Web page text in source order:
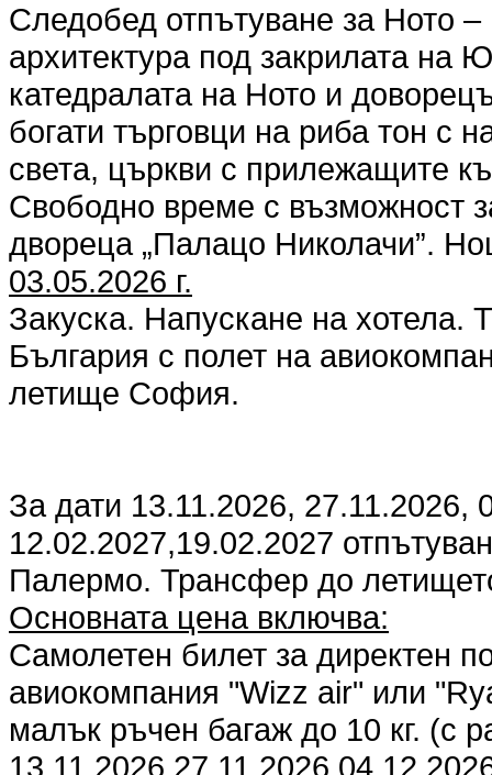
Следобед отпътуване за Ното
архитектура под закрилата
катедралата на Ното и
богати търговци на риба тон с
света, църкви с прилежащите
Свободно време с възможност
двореца „Палацо Николачи”.
03.05.2026 г.
Закуска. Напускане на хотела.
България с полет на
летище София.
За дати 13.11.2026, 27.11.2026,
12.02.2027,19.02.2027
Палермо. Трансфер до
Основната цена включва:
Самолетен билет за директен
авиокомпания "Wizz air" или
малък ръчен багаж до 10 кг. (с
13.11.2026 27.11.2026